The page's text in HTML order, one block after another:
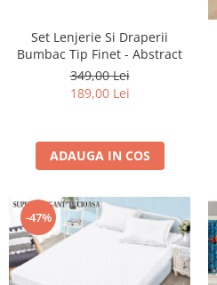
Cearceaf normal 6 piese
Lenjerii Catifea
Cearceaf cu elastic
Bumbac Neted Nesatinat
Bumbac 100%
Lenjerii Satin Premium
Lenjerii Jacquard
Huse De Pat Tricotate 180x200cm
Huse Impermeabile
Huse Impermeabile 160x200cm
Set Lenjerie Si Draperii
Bumbac Tip Finet - Abstract
349,00 Lei
189,00 Lei
ADAUGA IN COS
-47%